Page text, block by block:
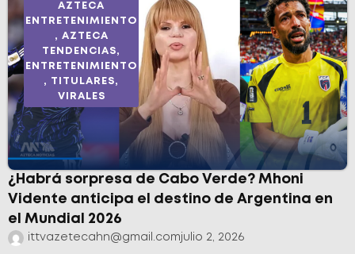
AZTECA
ENTRETENIMIENTO
, AZTECA
TENDENCIAS,
ENTRETENIMIENTO
, TITULARES,
VIRALES
¿Habrá sorpresa de Cabo Verde? Mhoni
Vidente anticipa el destino de Argentina en
el Mundial 2026
ittvazetecahn@gmail.com julio 2, 2026